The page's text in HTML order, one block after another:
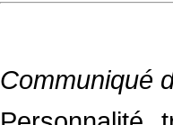
Communiqué